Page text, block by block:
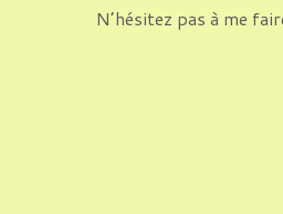
N’hésitez pas à me